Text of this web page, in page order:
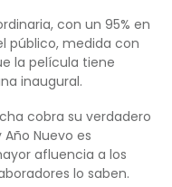
con un 95% en
público, medida con
la película tiene
inaugural.
cobra su verdadero
Nuevo es
afluencia a los
lo saben.